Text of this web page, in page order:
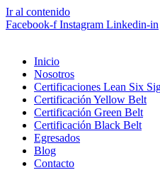
Ir al contenido
Facebook-f Instagram Linkedin-in
Inicio
Nosotros
Certificaciones Lean Six
Certificación Yellow Belt
Certificación Green Belt
Certificación Black Belt
Egresados
Blog
Contacto